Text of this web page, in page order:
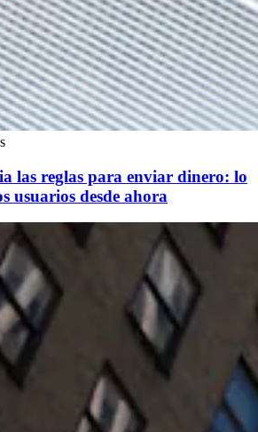
las reglas para enviar dinero: lo
usuarios desde ahora